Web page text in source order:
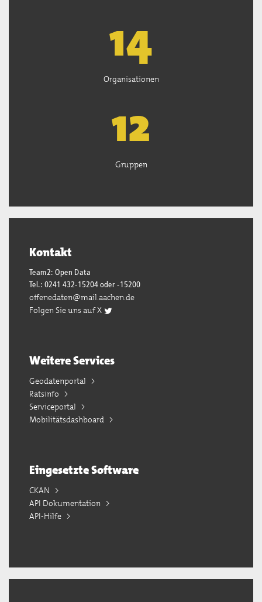
14
Organisationen
13
Gruppen
Kontakt
Team2: Open Data
Tel.: 0241 432-15204 oder -15200
offenedaten@mail.aachen.de
Folgen Sie uns auf X
Weitere Services
Geodatenportal
Ratsinfo
Serviceportal
Mobilitätsdashboard
Eingesetzte Software
CKAN
API Dokumentation
API-Hilfe